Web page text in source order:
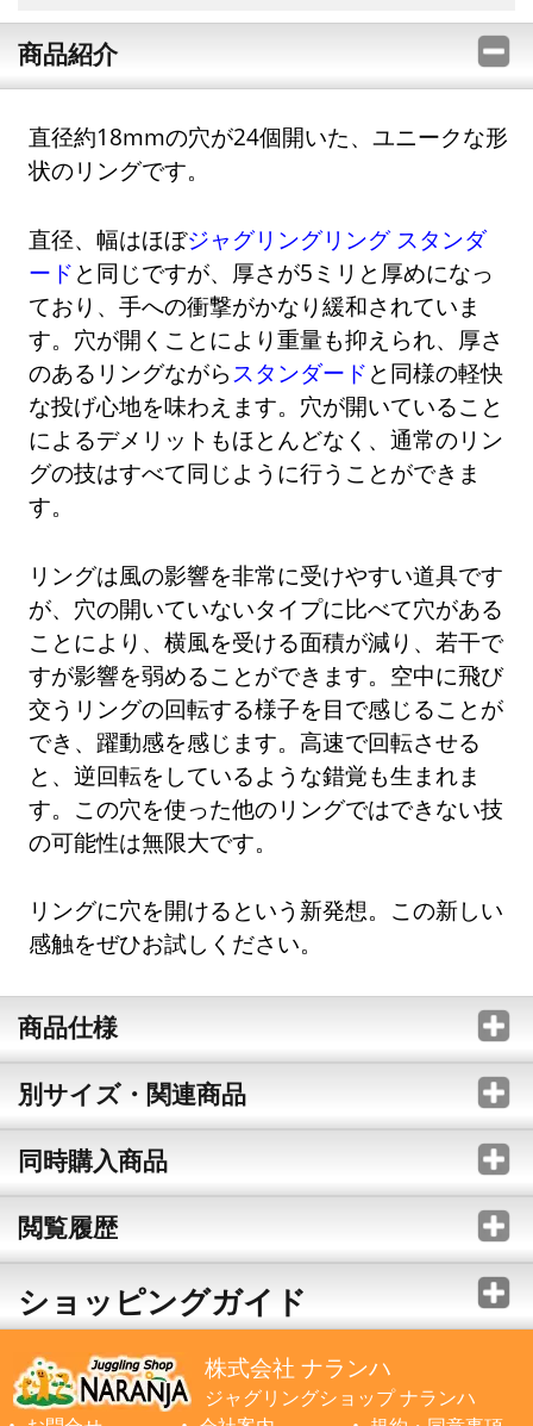
商品紹介
直径約18mmの穴が24個開いた、ユニークな形
状のリングです。
直径、幅はほぼジャグリングリング スタンダ
ード と同じですが、厚さが5ミリと厚めになっ
ており、手への衝撃がかなり緩和されていま
す。穴が開くことにより重量も抑えられ、厚さ
のあるリングながら スタンダード と同様の軽快
な投げ心地を味わえます。穴が開いていること
によるデメリットもほとんどなく、通常のリン
グの技はすべて同じように行うことができま
す。
リングは風の影響を非常に受けやすい道具です
が、穴の開いていないタイプに比べて穴がある
ことにより、横風を受ける面積が減り、若干で
すが影響を弱めることができます。空中に飛び
交うリングの回転する様子を目で感じることが
でき、躍動感を感じます。高速で回転させる
と、逆回転をしているような錯覚も生まれま
す。この穴を使った他のリングではできない技
の可能性は無限大です。
リングに穴を開けるという新発想。この新しい
感触をぜひお試しください。
商品仕様
別サイズ・関連商品
同時購入商品
閲覧履歴
ショッピングガイド
株式会社 ナランハ
ジャグリングショップ ナランハ